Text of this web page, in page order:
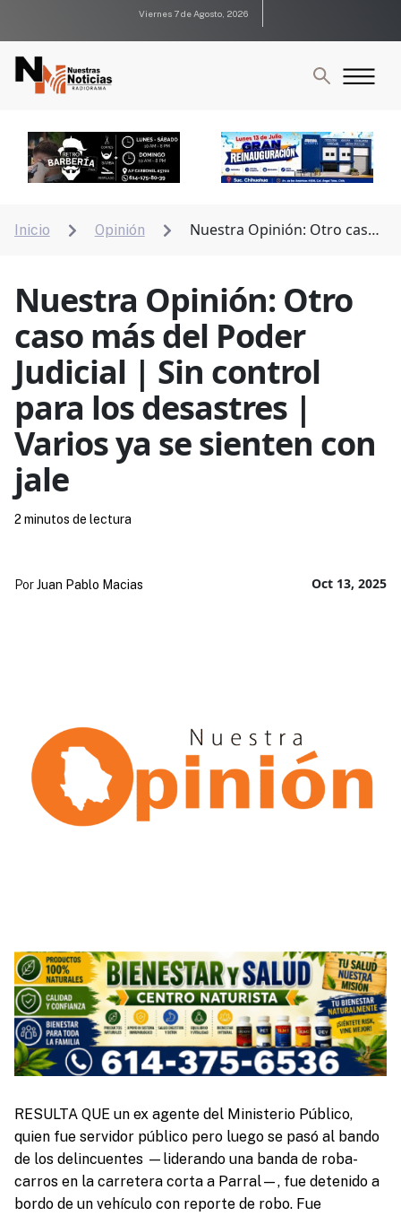
Viernes 7 de Agosto, 2026
Inicio  Opinión 
Nuestra Opinión: Otro caso
Nuestra Opinión: Otro
caso más del Poder
Judicial | Sin control
para los desastres |
Varios ya se sienten con
jale
Oct 13, 2025
PorJuan Pablo Macias
2 minutos de lectura
RESULTA QUE un ex agente del Ministerio Público,
quien fue servidor público pero luego se pasó al bando
de los delincuentes —liderando una banda de roba-
carros en la carretera corta a Parral—, fue detenido a
bordo de un vehículo con reporte de robo. Fue